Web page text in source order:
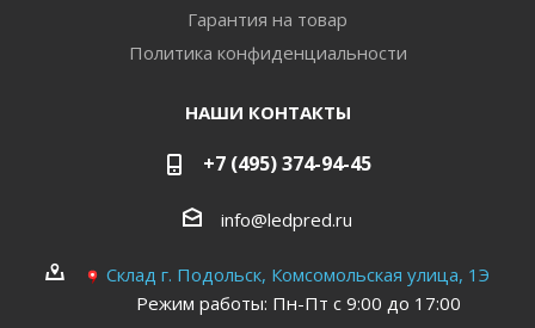
Гарантия на товар
Политика конфиденциальности
НАШИ КОНТАКТЫ
+7 (495) 374-94-45
info@ledpred.ru
Склад г. Подольск, Комсомольская улица, 1Э
Режим работы: Пн-Пт с 9:00 до 17:00